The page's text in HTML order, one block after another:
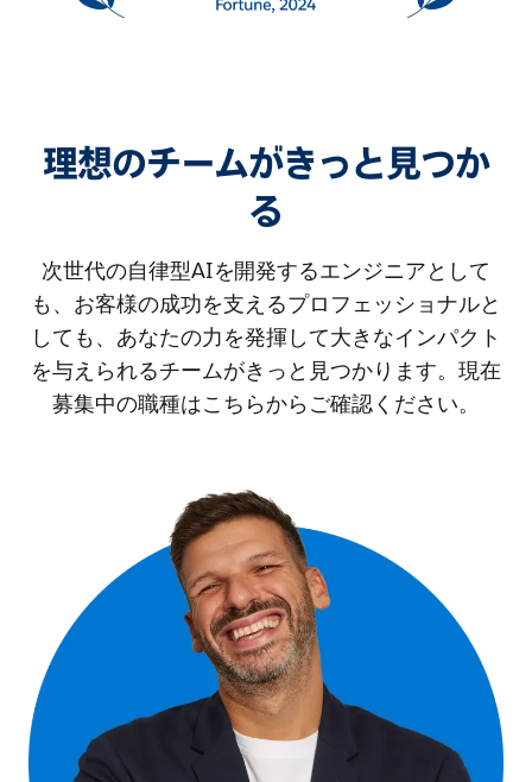
理想のチームがきっと見つか
る
次世代の自律型AIを開発するエンジニアとして
も、お客様の成功を支えるプロフェッショナルと
しても、あなたの力を発揮して大きなインパクト
を与えられるチームがきっと見つかります。現在
募集中の職種はこちらからご確認ください。